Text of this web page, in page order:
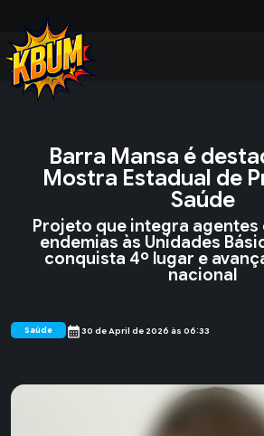
Barra Mansa é
Mostra Estadual de
Saúde
Projeto que integra agentes
endemias às Unidades
conquista 4º lugar e
nacional
Saúde calendar_month30 de April de 2026 às 06:33